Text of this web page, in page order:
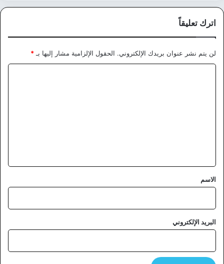
اترك تعليقاً
لن يتم نشر عنوان بريدك الإلكتروني. الحقول الإلزامية مشار إليها بـ *
*
الاسم
البريد الإلكتروني